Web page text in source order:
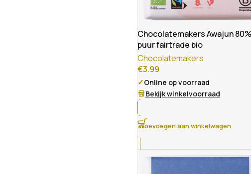
Chocolatemakers Awajun 80%
puur fairtrade bio
Chocolatemakers
€3.99
✓Online op voorraad
Bekijk winkelvoorraad
Toevoegen aan winkelwagen